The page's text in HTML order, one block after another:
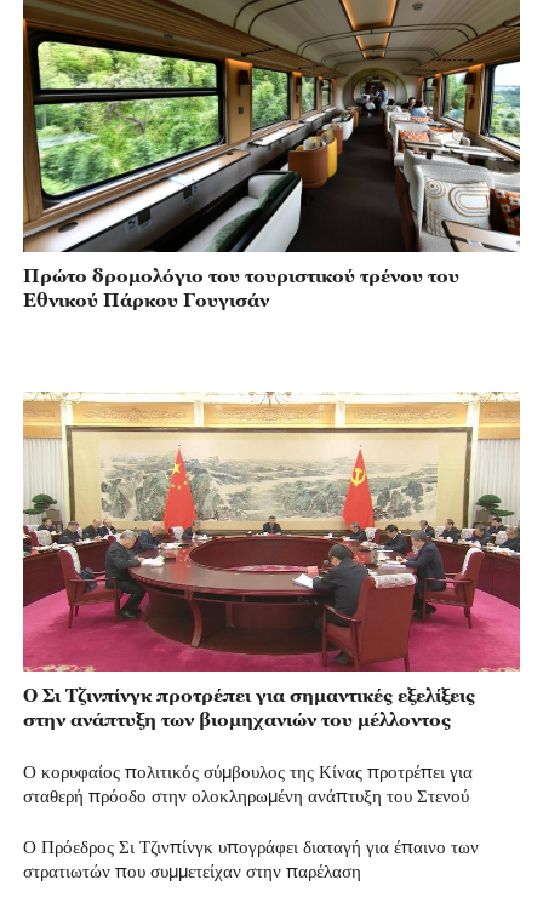
Πρώτο δρομολόγιο του τουριστικού τρένου του
Εθνικού Πάρκου Γουγισάν
Ο Σι Τζινπίνγκ προτρέπει για σημαντικές εξελίξεις
στην ανάπτυξη των βιομηχανιών του μέλλοντος
Ο κορυφαίος πολιτικός σύμβουλος της Κίνας προτρέπει για
σταθερή πρόοδο στην ολοκληρωμένη ανάπτυξη του Στενού
Ο Πρόεδρος Σι Τζινπίνγκ υπογράφει διαταγή για έπαινο των
στρατιωτών που συμμετείχαν στην παρέλαση